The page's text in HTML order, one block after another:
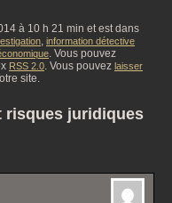
à 10 h 21 min et est dans
, information détective
. Vous pouvez
RSS 2.0. Vous pouvez laisser
site.
risques juridiques